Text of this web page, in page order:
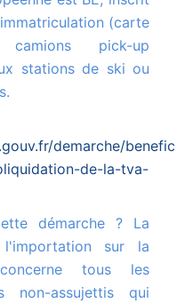
(carte
pick-up
stations de ski ou
demarche/
de-la-tva-
sur la
tous les
non-assujettis qui